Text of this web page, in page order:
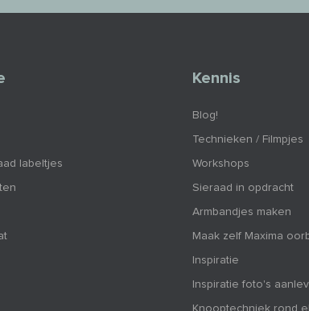
labeltjes
Kennis
Blog!
Technieken / Filmpjes
Workshops
Sieraad in opdracht
Armbandjes maken
Maak zelf Maxima
Inspiratie
Inspiratie foto's